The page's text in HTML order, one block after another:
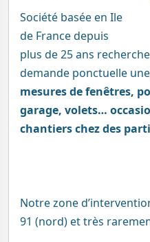
Société basée en Ile
de France depuis
plus de 25 ans
demande ponctuelle
mesures de fenêtres,
garage, volets…
chantiers chez des
Notre zone
91 (nord) et très